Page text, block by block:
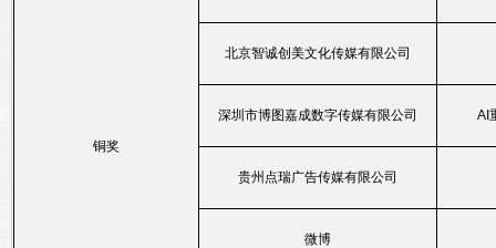
铜奖
北京智诚创美文化传媒有限公司
深圳市博图嘉成数字传媒有限公司 AI
贵州点瑞广告传媒有限公司
微博